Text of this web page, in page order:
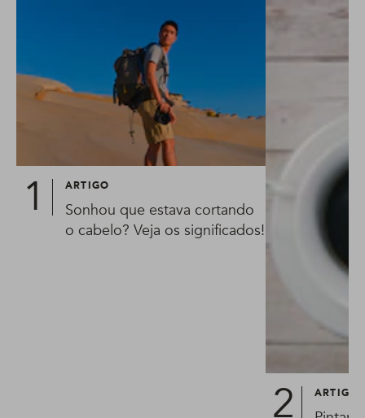
ARTIGO
Sonhou que estava cortando
o cabelo? Veja os significados!
ARTIGO